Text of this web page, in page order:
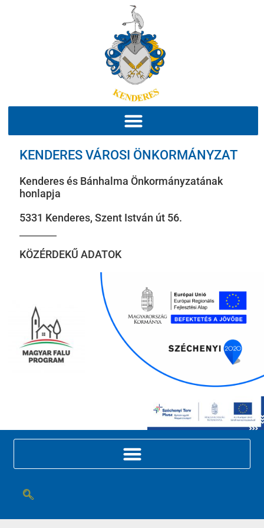
KENDERES VÁROSI ÖNKORMÁNYZAT
Kenderes és Bánhalma Önkormányzatának
honlapja
5331 Kenderes, Szent István út 56.
KÖZÉRDEKŰ ADATOK